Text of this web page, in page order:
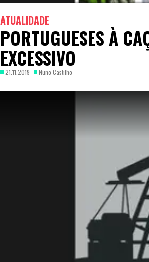
ATUALIDADE
PORTUGUESES À
EXCESSIVO
21.11.2019 Nuno Castilho